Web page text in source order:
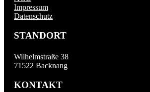
Impressum
Datenschutz
STANDORT
Wilhelmstraße 38
71522 Backnang
KONTAKT